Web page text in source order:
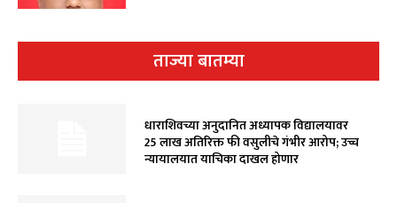
ताज्या बातम्या
धाराशिवच्या अनुदानित अध्यापक विद्यालयावर
₹25 लाख अतिरिक्त फी वसुलीचे गंभीर आरोप; उच्च
न्यायालयात याचिका दाखल होणार